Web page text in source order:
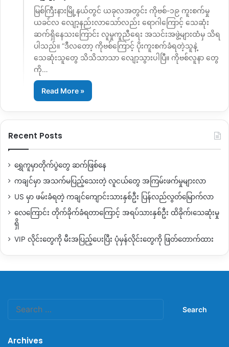
မြစ်ကြီးနားမြို့နယ်တွင် ယခုလအတွင်း ကိုဗစ်-၁၉ ကူးစက်မှု
ယခင်လ လျော့နည်းလာသော်လည်း ရောဂါကြောင့် သေဆုံး
ဆက်ရှိနေသးကြောင်း လူမှုကူညီရေး အသင်းအဖွဲ့များထံမှ သိရ
ပါသည်။ “ဒီလတော့ ကိုဗစ်ကြောင့် ပိုးကူးစက်ခံရတဲ့သူနဲ့
သေဆုံးသူတွေ သိသိသာသာ လျော့သွားပါပြီ။ ကိုဗစ်လူနာ တွေ
ကို…
Read More »
Recent Posts
ရွှေကူမှာတိုက်ပွဲတွေ ဆက်ဖြစ်နေ
ကချင်မှာ အသက်မပြည့်သေးတဲ့ လူငယ်တွေ အကြမ်းဖက်မှုများလာ
US မှာ ဖမ်းခံရတဲ့ ကချင်ကျောင်းသားနှစ်ဦး ပြန်လည်လွတ်မြောက်လာ
လေကြောင်း တိုက်ခိုက်ခံရတာကြောင့် အရပ်သားနှစ်ဦး ထိခိုက်၊သေဆုံးမှု
ရှိ
VIP လိုင်းတွေကို မီးအပြည့်ပေးပြီး ပုံမှန်လိုင်းတွေကို ဖြတ်တောက်ထား
Archives